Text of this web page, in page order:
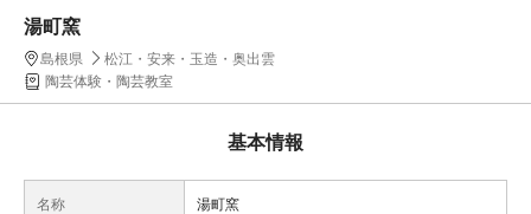
湯町窯
島根県
松江・安来・玉造・奥出雲
陶芸体験・陶芸教室
基本情報
名称 湯町窯